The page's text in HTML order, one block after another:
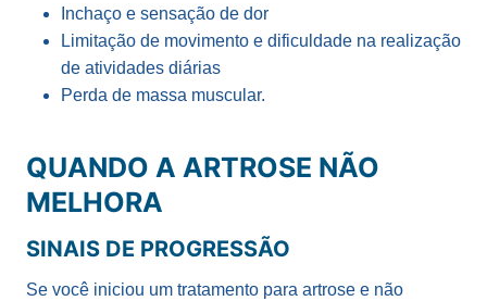
Inchaço e sensação de dor
Limitação de movimento e dificuldade na realização
de atividades diárias
Perda de massa muscular.
QUANDO A ARTROSE NÃO
MELHORA
SINAIS DE PROGRESSÃO
Se você iniciou um tratamento para artrose e não